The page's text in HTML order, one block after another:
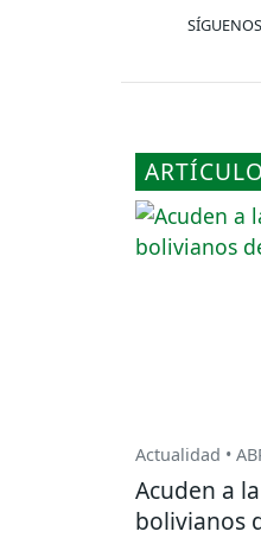
Actualidad •
Acuden a
bolivianos